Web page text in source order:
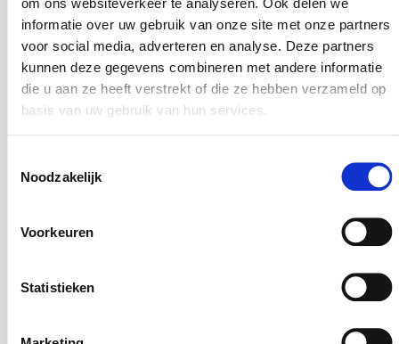
informatie over uw gebruik van onze site met onze partners
voor social media, adverteren en analyse. Deze partners
kunnen deze gegevens combineren met andere informatie
die u aan ze heeft verstrekt of die ze hebben verzameld op
basis van uw gebruik van hun services.
Noodzakelijk
Voorkeuren
Statistieken
WAARVOOR JE HET DOET!